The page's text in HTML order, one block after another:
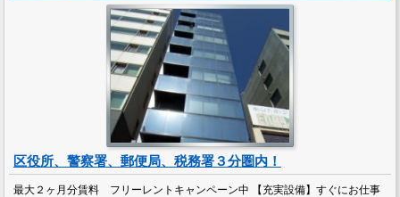
区役所、警察署、郵便局、税務署３分圏内！
最大２ヶ月分賃料 フリーレントキャンペーン中 【充実設備】すぐにお仕事